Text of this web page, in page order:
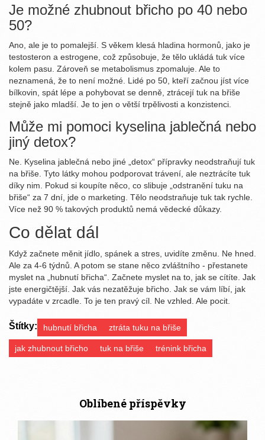
Je možné zhubnout břicho po 40 nebo
50?
Ano, ale je to pomalejší. S věkem klesá hladina hormonů, jako je
testosteron a estrogene, což způsobuje, že tělo ukládá tuk více
kolem pasu. Zároveň se metabolismus zpomaluje. Ale to
neznamená, že to není možné. Lidé po 50, kteří začnou jíst více
bílkovin, spát lépe a pohybovat se denně, ztrácejí tuk na břiše
stejně jako mladší. Je to jen o větší trpělivosti a konzistenci.
Může mi pomoci kyselina jablečná nebo
jiný detox?
Ne. Kyselina jablečná nebo jiné „detox“ přípravky neodstraňují tuk
na břiše. Tyto látky mohou podporovat trávení, ale neztrácíte tuk
díky nim. Pokud si koupíte něco, co slibuje „odstranění tuku na
břiše“ za 7 dní, jde o marketing. Tělo neodstraňuje tuk tak rychle.
Více než 90 % takových produktů nemá vědecké důkazy.
Co dělat dál
Když začnete měnit jídlo, spánek a stres, uvidíte změnu. Ne hned.
Ale za 4-6 týdnů. A potom se stane něco zvláštního - přestanete
myslet na „hubnutí břicha“. Začnete myslet na to, jak se cítíte. Jak
jste energičtější. Jak vás nezatěžuje břicho. Jak se vám líbí, jak
vypadáte v zrcadle. To je ten pravý cíl. Ne vzhled. Ale pocit.
Štítky: hubnutí břicha ztráta tuku na břiše
jak zhubnout břicho tuk na břiše trénink břicha
Oblíbené příspěvky